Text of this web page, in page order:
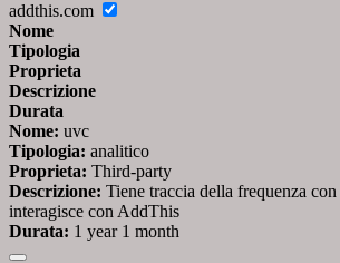
addthis.com
Nome
Tipologia
Proprieta
Descrizione
Durata
Nome: uvc
Tipologia: analitico
Proprieta: Third-party
Descrizione: Tiene traccia della frequenza
interagisce con AddThis
Durata: 1 year 1 month